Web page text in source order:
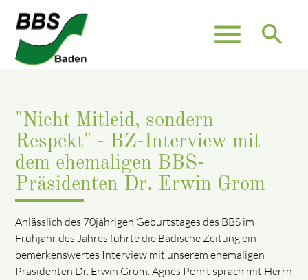
menu search
"Nicht Mitleid, sondern
Respekt" - BZ-Interview mit
dem ehemaligen BBS-
Präsidenten Dr. Erwin Grom
Anlässlich des 70jährigen Geburtstages des BBS im
Frühjahr des Jahres führte die Badische Zeitung ein
bemerkenswertes Interview mit unserem ehemaligen
Präsidenten Dr. Erwin Grom. Agnes Pohrt sprach mit Herrn